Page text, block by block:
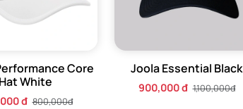
Core
Hat White
đ 800,000đ
Joola Essential Black
900,000 đ 1,100,000đ